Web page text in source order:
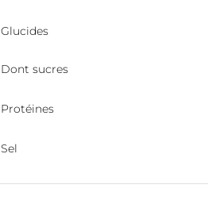
Glucides
Dont sucres
Protéines
Sel